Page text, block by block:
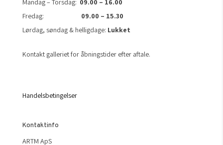
Fredag: 09.00 – 15.30
Lørdag, søndag & helligdage: Lukket
Kontakt galleriet for åbningstider efter aftale.
Handelsbetingelser
Kontaktinfo
ARTM ApS